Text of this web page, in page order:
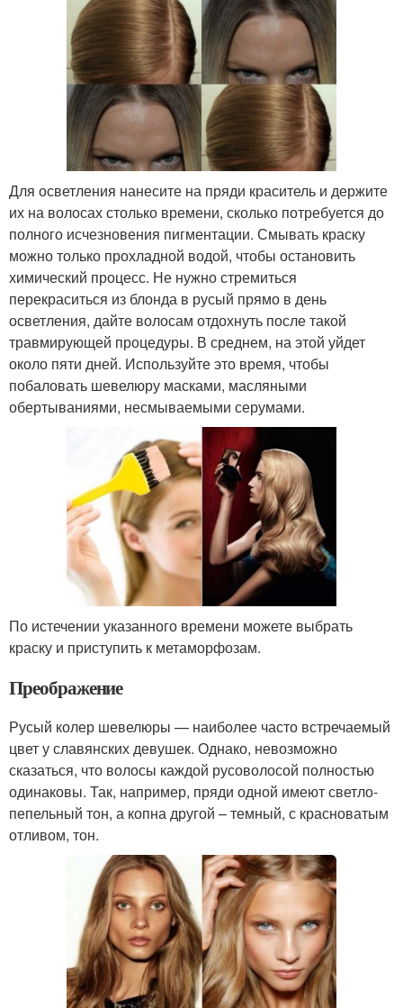
Для осветления нанесите на пряди краситель и держите
их на волосах столько времени, сколько потребуется до
полного исчезновения пигментации. Смывать краску
можно только прохладной водой, чтобы остановить
химический процесс. Не нужно стремиться
перекраситься из блонда в русый прямо в день
осветления, дайте волосам отдохнуть после такой
травмирующей процедуры. В среднем, на этой уйдет
около пяти дней. Используйте это время, чтобы
побаловать шевелюру масками, масляными
обертываниями, несмываемыми серумами.
По истечении указанного времени можете выбрать
краску и приступить к метаморфозам.
Преображение
Русый колер шевелюры — наиболее часто встречаемый
цвет у славянских девушек. Однако, невозможно
сказаться, что волосы каждой русоволосой полностью
одинаковы. Так, например, пряди одной имеют светло-
пепельный тон, а копна другой – темный, с красноватым
отливом, тон.